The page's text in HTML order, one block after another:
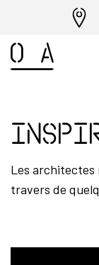
Les architectes
travers de